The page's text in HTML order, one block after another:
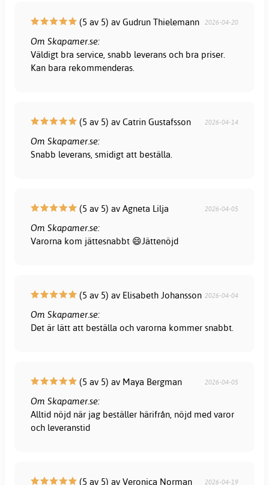
(5 av 5) av Gudrun Thielemann 2026-04-20
Om Skapamer.se:
Väldigt bra service, snabb leverans och bra priser.
Kan bara rekommenderas.
(5 av 5) av Catrin Gustafsson 2026-04-14
Om Skapamer.se:
Snabb leverans, smidigt att beställa.
(5 av 5) av Agneta Lilja 2026-04-05
Om Skapamer.se:
Varorna kom jättesnabbt 😄Jättenöjd
(5 av 5) av Elisabeth Johansson 2026-04-04
Om Skapamer.se:
Det är lätt att beställa och varorna kommer snabbt.
(5 av 5) av Maya Bergman 2026-04-05
Om Skapamer.se:
Alltid nöjd när jag beställer härifrån, nöjd med varor
och leveranstid
(5 av 5) av Veronica Norman 2026-04-19